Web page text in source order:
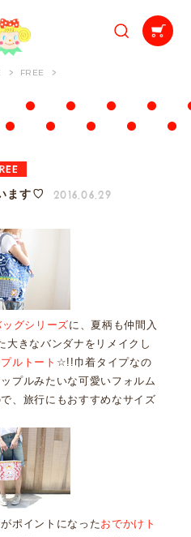
FREE
ます♡ 2016.06.29
ッグシリーズに、夏柄も仲間入
大きなバンダナをリメイクし
ルトート ☆!!巾着タイプなの
プルみたいな可愛いフォルム
、旅行にもおすすめなサイズ
ポイントになったおでかけト